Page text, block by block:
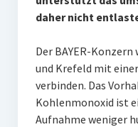
daher nicht
Der BAYER-
und Krefeld mit
verbinden. Das
Kohlenmonoxid ist
Aufnahme weniger